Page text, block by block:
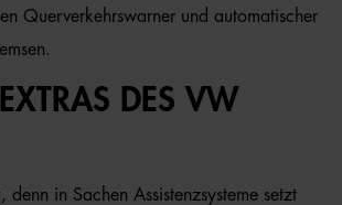
Querverkehrswarner und automatischer
DES VW
denn in Sachen Assistenzsysteme setzt